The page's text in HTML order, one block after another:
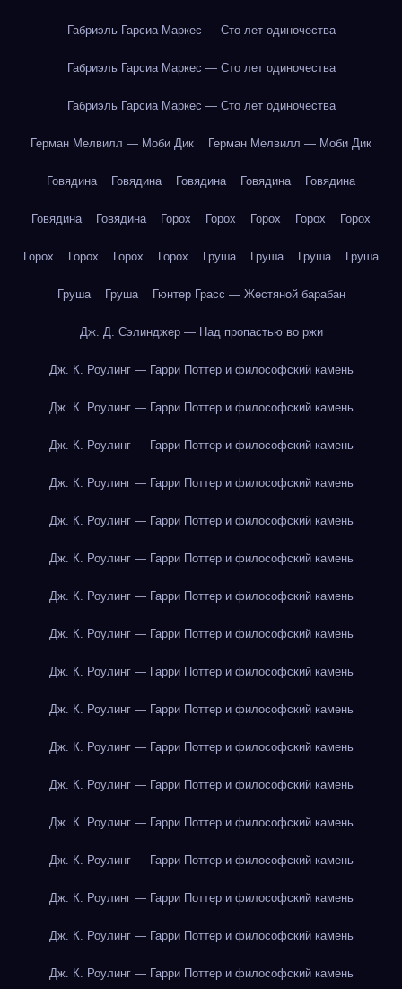
Габриэль Гарсиа Маркес — Сто лет одиночества
Габриэль Гарсиа Маркес — Сто лет одиночества
Габриэль Гарсиа Маркес — Сто лет одиночества
Герман Мелвилл — Моби Дик Герман Мелвилл — Моби Дик
Говядина Говядина Говядина Говядина Говядина
Говядина Говядина Горох Горох Горох Горох Горох
Горох Горох Горох Горох Груша Груша Груша Груша
Груша Груша Гюнтер Грасс — Жестяной барабан
Дж. Д. Сэлинджер — Над пропастью во ржи
Дж. К. Роулинг — Гарри Поттер и философский камень
Дж. К. Роулинг — Гарри Поттер и философский камень
Дж. К. Роулинг — Гарри Поттер и философский камень
Дж. К. Роулинг — Гарри Поттер и философский камень
Дж. К. Роулинг — Гарри Поттер и философский камень
Дж. К. Роулинг — Гарри Поттер и философский камень
Дж. К. Роулинг — Гарри Поттер и философский камень
Дж. К. Роулинг — Гарри Поттер и философский камень
Дж. К. Роулинг — Гарри Поттер и философский камень
Дж. К. Роулинг — Гарри Поттер и философский камень
Дж. К. Роулинг — Гарри Поттер и философский камень
Дж. К. Роулинг — Гарри Поттер и философский камень
Дж. К. Роулинг — Гарри Поттер и философский камень
Дж. К. Роулинг — Гарри Поттер и философский камень
Дж. К. Роулинг — Гарри Поттер и философский камень
Дж. К. Роулинг — Гарри Поттер и философский камень
Дж. К. Роулинг — Гарри Поттер и философский камень